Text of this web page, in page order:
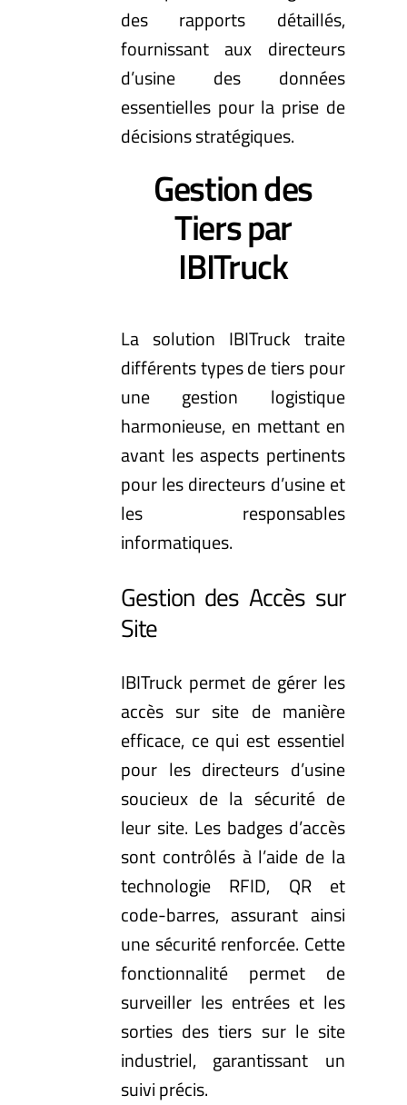
des rapports détaillés,
fournissant aux directeurs
d’usine des données
essentielles pour la prise de
décisions stratégiques.
Gestion des
Tiers par
IBITruck
La solution IBITruck traite
différents types de tiers pour
une gestion logistique
harmonieuse, en mettant en
avant les aspects pertinents
pour les directeurs d’usine et
les responsables
informatiques.
Gestion des Accès sur
Site
IBITruck permet de gérer les
accès sur site de manière
efficace, ce qui est essentiel
pour les directeurs d’usine
soucieux de la sécurité de
leur site. Les badges d’accès
sont contrôlés à l’aide de la
technologie RFID, QR et
code-barres, assurant ainsi
une sécurité renforcée. Cette
fonctionnalité permet de
surveiller les entrées et les
sorties des tiers sur le site
industriel, garantissant un
suivi précis.